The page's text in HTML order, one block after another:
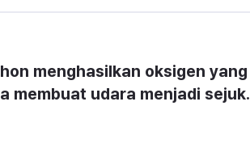
menghasilkan oksigen yang
membuat udara menjadi sejuk.